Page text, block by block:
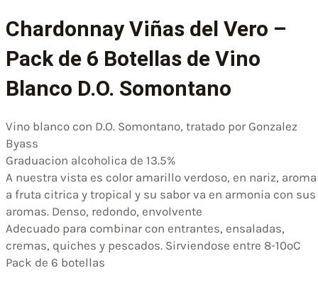
Chardonnay Viñas del Vero –
Pack de 6 Botellas de Vino
Blanco D.O. Somontano
Vino blanco con D.O. Somontano, tratado por Gonzalez
Byass
Graduacion alcoholica de 13.5%
A nuestra vista es color amarillo verdoso, en nariz, aroma
a fruta citrica y tropical y su sabor va en armonia con sus
aromas. Denso, redondo, envolvente
Adecuado para combinar con entrantes, ensaladas,
cremas, quiches y pescados. Sirviendose entre 8-10ºC
Pack de 6 botellas